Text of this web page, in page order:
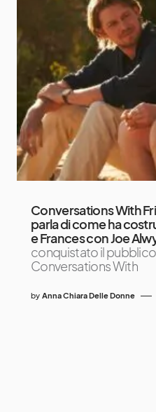
Conversations With
parla di come ha
e Frances con Joe
conquistato il pubblico
Conversations With
by Anna Chiara Delle Donne